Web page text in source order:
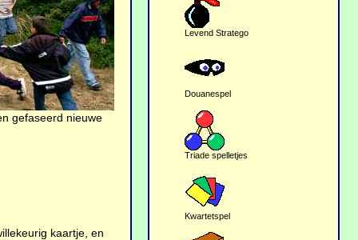
gefaseerd nieuwe
kaartje, en
Levend Stratego
Douanespel
Triade spelletjes
Kwartetspel